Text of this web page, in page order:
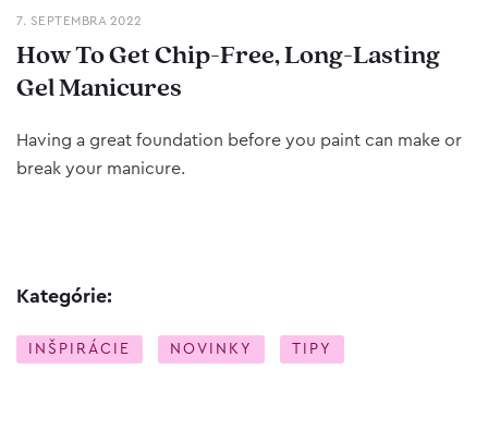
7. SEPTEMBRA 2022
How To Get Chip-Free, Long-Lasting
Gel Manicures
Having a great foundation before you paint can make or
break your manicure.
Kategórie:
INŠPIRÁCIE NOVINKY TIPY